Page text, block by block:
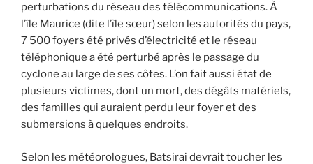
perturbations du réseau des télécommunications. À
l’île Maurice (dite l’île sœur) selon les autorités du pays,
7 500 foyers été privés d’électricité et le réseau
téléphonique a été perturbé après le passage du
cyclone au large de ses côtes. L’on fait aussi état de
plusieurs victimes, dont un mort, des dégâts matériels,
des familles qui auraient perdu leur foyer et des
submersions à quelques endroits.
Selon les météorologues, Batsirai devrait toucher les